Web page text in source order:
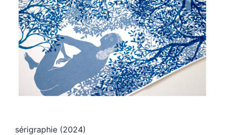
sérigraphie (2024)